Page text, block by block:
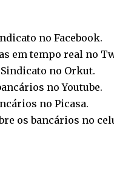
no Facebook.
em tempo real no
no Orkut.
noYoutube.
no Picasa.
os bancários no